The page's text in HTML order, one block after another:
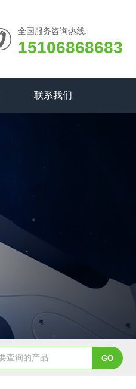
全国服务咨询热线:
15106868683
联系我们